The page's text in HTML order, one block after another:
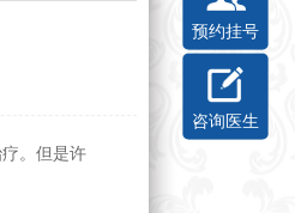
。但是许
预约挂号
咨询医生